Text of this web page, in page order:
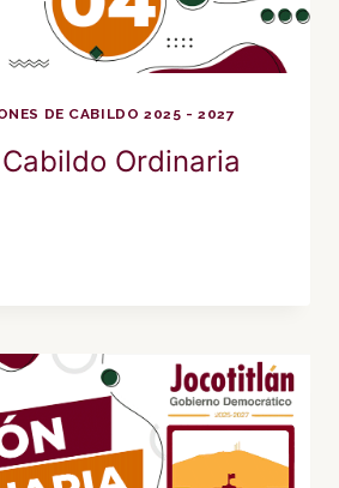
DE CABILDO 2025 - 2027
Ordinaria